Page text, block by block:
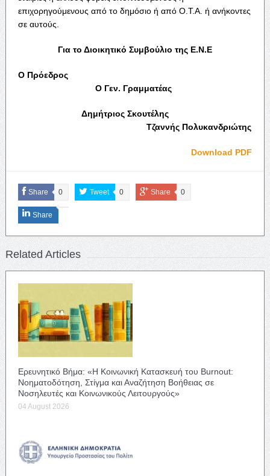
επιχορηγούμενους από το δημόσιο ή από Ο.Τ.Α. ή ανήκοντες
σε αυτούς.
Για το Διοικητικό Συμβούλιο της Ε.Ν.Ε
Ο Πρόεδρος
Ο Γεν. Γραμματέας
Δημήτριος Σκουτέλης
Τζαννής Πολυκανδριώτης
Download PDF
Share 0 Tweet 0 Share 0
Share
Related Articles
Ερευνητικό Βήμα: «Η Κοινωνική Κατασκευή του Burnout:
Νοηματοδότηση, Στίγμα και Αναζήτηση Βοήθειας σε
Νοσηλευτές και Κοινωνικούς Λειτουργούς»
04 August 2026